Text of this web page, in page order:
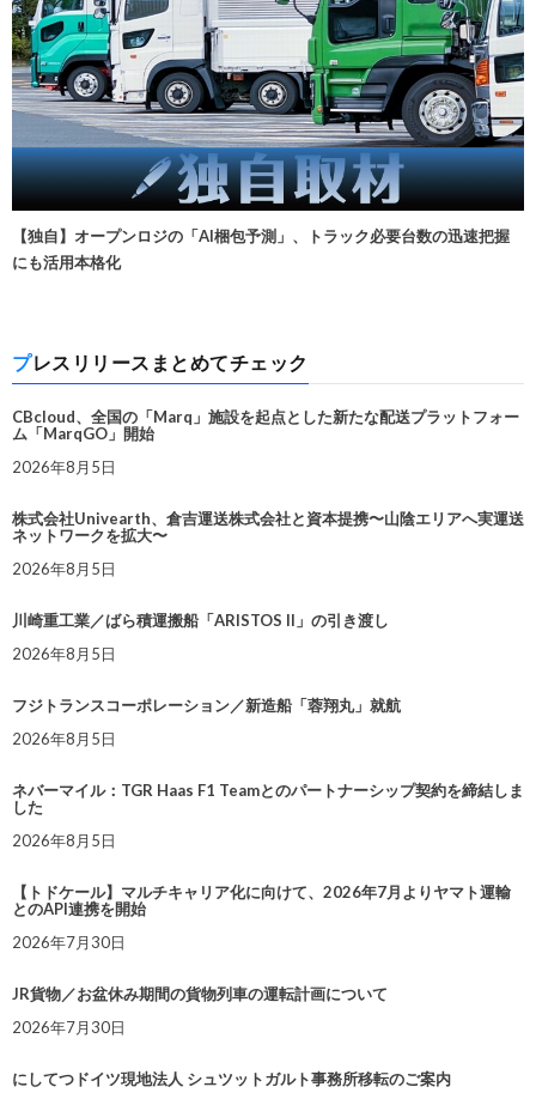
【独自】オープンロジの「AI梱包予測」、トラック必要台数の迅速把握
にも活用本格化
プレスリリースまとめてチェック
CBcloud、全国の「Marq」施設を起点とした新たな配送プラットフォー
ム「MarqGO」開始
2026年8月5日
株式会社Univearth、倉吉運送株式会社と資本提携〜山陰エリアへ実運送
ネットワークを拡大〜
2026年8月5日
川崎重工業／ばら積運搬船「ARISTOS II」の引き渡し
2026年8月5日
フジトランスコーポレーション／新造船「蓉翔丸」就航
2026年8月5日
ネバーマイル：TGR Haas F1 Teamとのパートナーシップ契約を締結しま
した
2026年8月5日
【トドケール】マルチキャリア化に向けて、2026年7月よりヤマト運輸
とのAPI連携を開始
2026年7月30日
JR貨物／お盆休み期間の貨物列車の運転計画について
2026年7月30日
にしてつドイツ現地法人 シュツットガルト事務所移転のご案内